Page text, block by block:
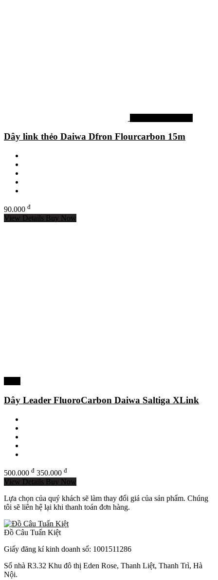
Dây link thẻo Daiwa Dfron Flourcarbon 15m
90.000 đ
View Details Buy Now
Dây Leader FluoroCarbon Daiwa Saltiga XLink
500.000 đ 350.000 đ
View Details Buy Now
Lựa chọn của quý khách sẽ làm thay đổi giá của sản phẩm. Chúng
tôi sẽ liên hệ lại khi thanh toán đơn hàng.
Đồ Câu Tuấn Kiệt
Giấy đăng kí kinh doanh số: 1001511286
Số nhà R3.32 Khu đô thị Eden Rose, Thanh Liệt, Thanh Trì, Hà
Nội.